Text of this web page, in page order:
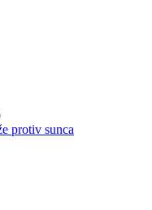
protiv sunca